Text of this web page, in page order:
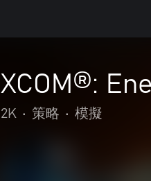
XCOM®:
2K • 策略 • 模擬